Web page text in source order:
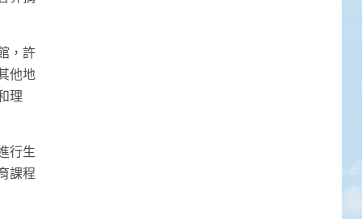
，許
他地
理
行生
課程